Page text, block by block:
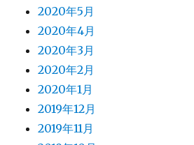
2020年5月
2020年4月
2020年3月
2020年2月
2020年1月
2019年12月
2019年11月